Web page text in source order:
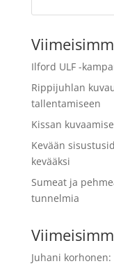
Ilford ULF -
Rippijuhlan
tallentamiseen
Kissan
Kevään
kevääksi
Sumeat ja
tunnelmia
Juhani korhonen: